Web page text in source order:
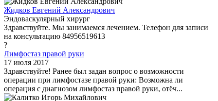
Жидков Евгений Александрович
Эндоваскулярный хирург
Здравствуйте. Мы занимаемся лечением. Телефон для записи
на консультацию 84956519613
?
Лимфостаз правой руки
17 июля 2017
Здравствуйте! Ранее был задан вопрос о возможности
операции при лимфостазе правой руки: Возможна ли
операция с диагнозом лимфостаз правой руки, отёч...